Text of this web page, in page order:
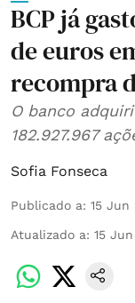
BCP já
de euros
recompra
O banco
182.927.967
Sofia Fonseca
Publicado a: 15 Jun
Atualizado a: 15